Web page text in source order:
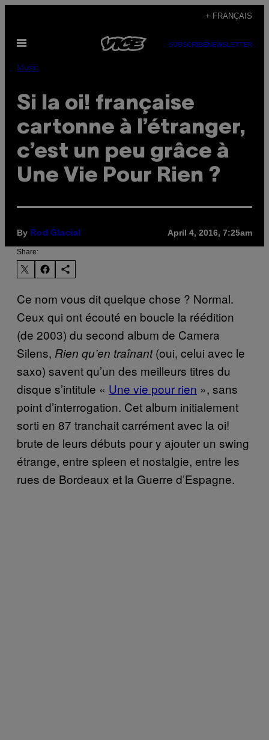
content
+ FRANÇAIS
Open
SUBSCRIBENEWSLETTER
Music
Si la oi! française
cartonne à l’étranger,
c’est un peu grâce à
Une Vie Pour Rien ?
By Rod Glacial April 4, 2016, 7:25am
Share:
Ce nom vous dit quelque chose ? Normal.
Ceux qui ont écouté en boucle la réédition
(de 2003) du second album de Camera
Silens, Rien qu’en traînant(oui, celui avec le
saxo) savent qu’un des meilleurs titres du
disque s’intitule « Une vie pour rien », sans
point d’interrogation. Cet album initialement
sorti en 87 tranchait carrément avec la oi!
brute de leurs débuts pour y ajouter un swing
étrange, entre spleen et nostalgie, entre les
rues de Bordeaux et la Guerre d’Espagne.